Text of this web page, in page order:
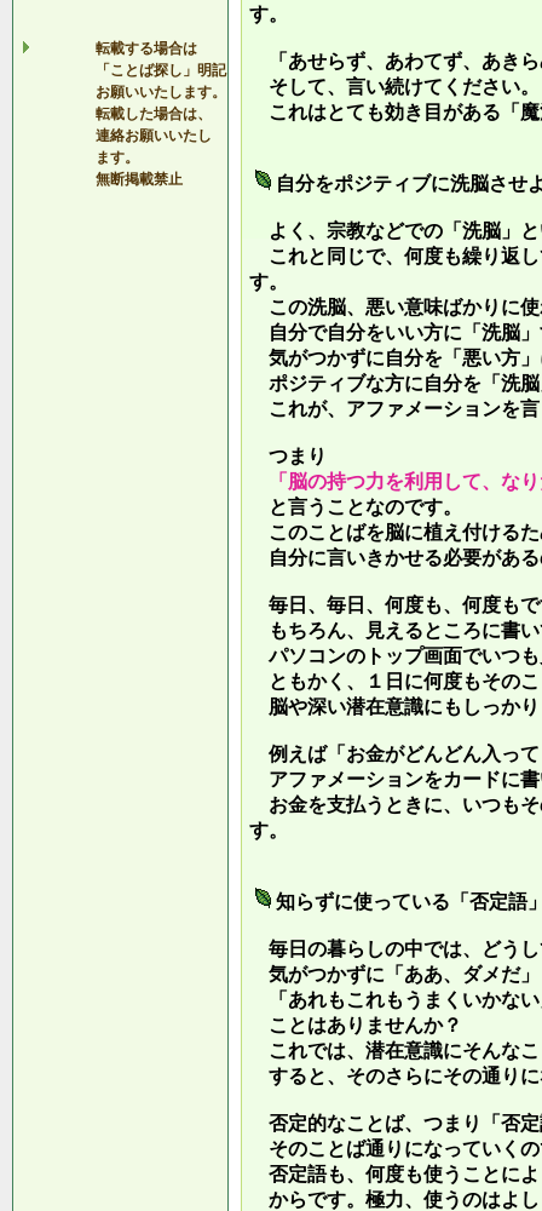
転載する場合は
「ことば探し」明記
お願いいたします。
転載した場合は、
連絡お願いいたし
ます。
無断掲載禁止
す。
「あせらず、あわてず、あき
そして、言い続けてください。
これはとても効き目がある「
自分をポジティブに洗脳させ
よく、宗教などでの「洗脳」
これと同じで、何度も繰り返
す。
この洗脳、悪い意味ばかりに
自分で自分をいい方に「洗脳
気がつかずに自分を「悪い方
ポジティブな方に自分を「洗
これが、アファメーションを
つまり
「脳の持つ力を利用して、な
と言うことなのです。
このことばを脳に植え付ける
自分に言いきかせる必要があ
毎日、毎日、何度も、何度も
もちろん、見えるところに書
パソコンのトップ画面でいつ
ともかく、１日に何度もその
脳や深い潜在意識にもしっか
例えば「お金がどんどん入っ
アファメーションをカードに
お金を支払うときに、いつも
す。
知らずに使っている「否定語
毎日の暮らしの中では、どう
気がつかずに「ああ、ダメだ
「あれもこれもうまくいかな
ことはありませんか？
これでは、潜在意識にそんな
すると、そのさらにその通り
否定的なことば、つまり「否
そのことば通りになっていく
否定語も、何度も使うことに
からです。極力、使うのはよ